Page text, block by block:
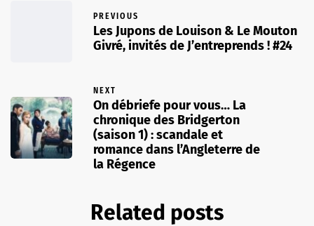
PREVIOUS
Les Jupons de Louison & Le Mouton
Givré, invités de J’entreprends ! #24
NEXT
On débriefe pour vous… La
chronique des Bridgerton
(saison 1) : scandale et
romance dans l’Angleterre de
la Régence
Related posts